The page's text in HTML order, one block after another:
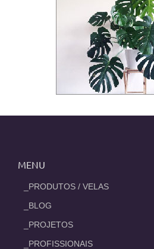
MENU
_PRODUTOS / VELAS
_BLOG
_PROJETOS
_PROFISSIONAIS